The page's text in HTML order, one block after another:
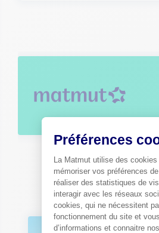
Préférences
La Matmut utilise des
mémoriser vos préférences
réaliser des statistiques de
interagir avec les réseaux
cookies, qui ne nécessitent
fonctionnement du site et
d’informations et connaitre